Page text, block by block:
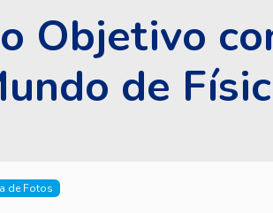
Objetivo
de
de Fotos